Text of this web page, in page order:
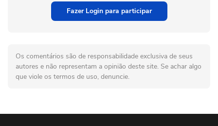
Fazer Login para participar
Os comentários são de responsabilidade exclusiva de seus
autores e não representam a opinião deste site. Se achar algo
que viole os termos de uso, denuncie.